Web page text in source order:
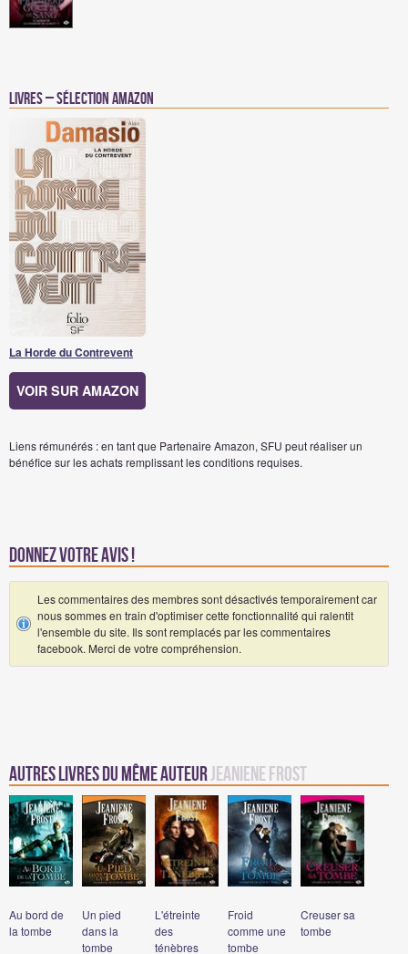
Livres – Sélection Amazon
La Horde du Contrevent
VOIR SUR AMAZON
Liens rémunérés : en tant que Partenaire Amazon, SFU peut réaliser un
bénéfice sur les achats remplissant les conditions requises.
Donnez votre avis !
Les commentaires des membres sont désactivés temporairement car
nous sommes en train d'optimiser cette fonctionnalité qui ralentit
l'ensemble du site. Ils sont remplacés par les commentaires
facebook. Merci de votre compréhension.
Autres Livres du même auteurJeaniene Frost
Au bord de
la tombe
Un pied
dans la
tombe
L'étreinte
des
ténèbres
Froid
comme une
tombe
Creuser sa
tombe